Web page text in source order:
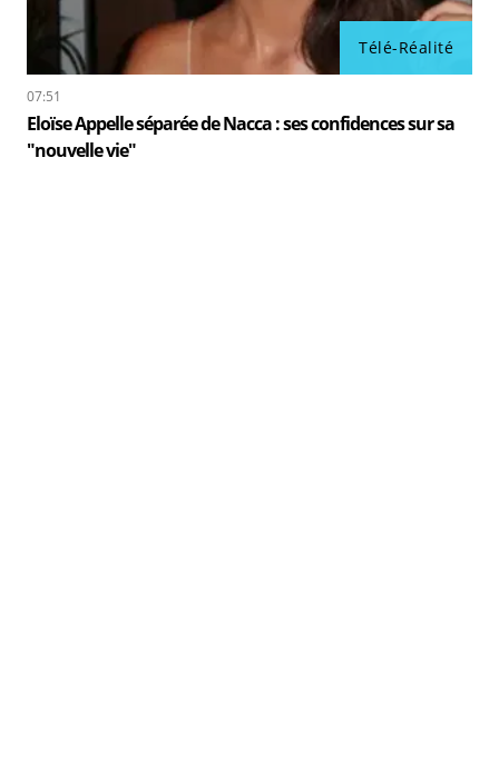
Télé-Réalité
07:51
Eloïse Appelle séparée de Nacca : ses confidences sur sa
"nouvelle vie"